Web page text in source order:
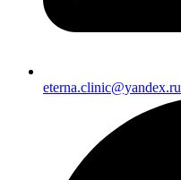
eterna.clinic@yandex.ru